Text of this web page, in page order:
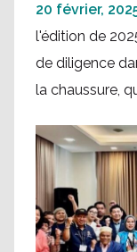
20 février,
l'édition de
de diligence
la chaussure,